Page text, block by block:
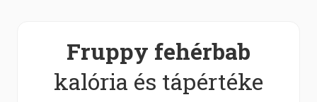
Fruppy fehérbab
kalória és tápértéke